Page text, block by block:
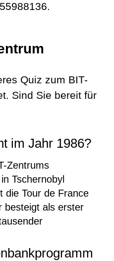
Quiz zum BIT-
Sind Sie bereit für
im Jahr 1986?
Zentrums
Tschernobyl
die Tour de France
besteigt als erster